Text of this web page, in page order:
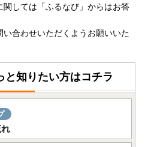
た翌年1月10日必着となりま
付先】
町4丁目1番地
納税担当) 宛て
ス宛にご連絡しています。
ードすることができます。
しては「ふるなび」からはお答
合わせいただくようお願いいた
と知りたい方はコチラ